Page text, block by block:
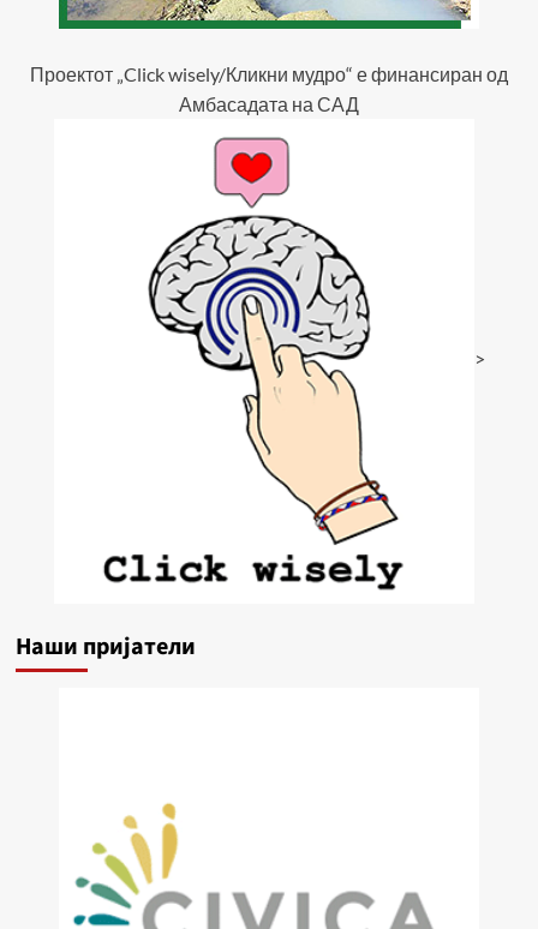
Проектот „Click wisely/Кликни мудро“ е финансиран од
Амбасадата на САД
>
Наши пријатели